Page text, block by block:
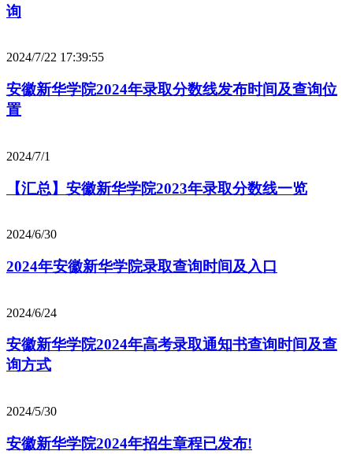
询
2024/7/22 17:39:55
安徽新华学院2024年录取分数线发布时间及查询位
置
2024/7/1
【汇总】安徽新华学院2023年录取分数线一览
2024/6/30
2024年安徽新华学院录取查询时间及入口
2024/6/24
安徽新华学院2024年高考录取通知书查询时间及查
询方式
2024/5/30
安徽新华学院2024年招生章程已发布!